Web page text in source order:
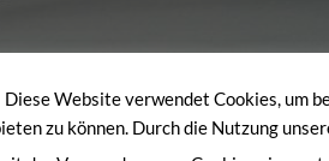
Diese Website verwendet Cookies, um
zu können. Durch die Nutzung